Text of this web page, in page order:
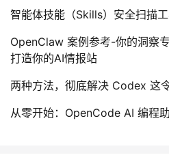
智能体技能（Skills）安全扫描
OpenClaw 案例参考-你的洞察
打造你的AI情报站
两种方法，彻底解决 Codex 这
从零开始：OpenCode AI 编程